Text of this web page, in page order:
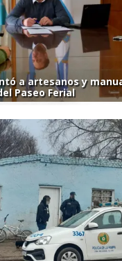
a artesanos y
Paseo Ferial